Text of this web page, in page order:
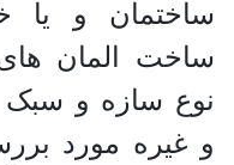
ساختمان و یا
ساخت المان
نوع سازه و سبک
و غیره مورد